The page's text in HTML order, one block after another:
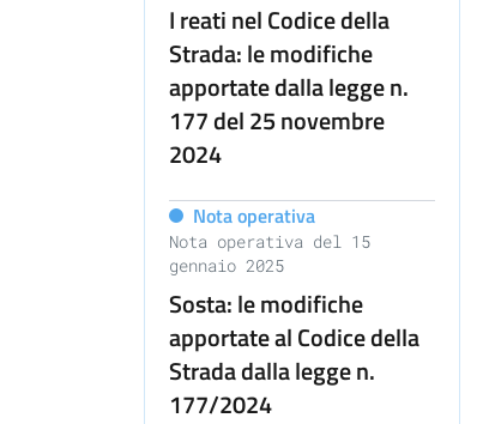
I reati nel Codice della
Strada: le modifiche
apportate dalla legge n.
177 del 25 novembre
2024
Nota operativa
Nota operativa del 15
gennaio 2025
Sosta: le modifiche
apportate al Codice della
Strada dalla legge n.
177/2024